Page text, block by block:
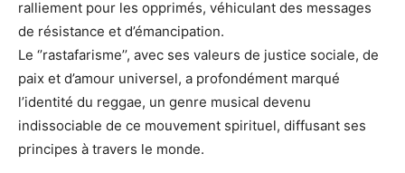
ralliement pour les opprimés, véhiculant des messages
de résistance et d’émancipation.
Le ‘’rastafarisme’’, avec ses valeurs de justice sociale, de
paix et d’amour universel, a profondément marqué
l’identité du reggae, un genre musical devenu
indissociable de ce mouvement spirituel, diffusant ses
principes à travers le monde.